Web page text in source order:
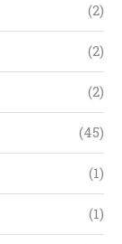
(2)
(2)
(2)
(45)
(1)
(1)